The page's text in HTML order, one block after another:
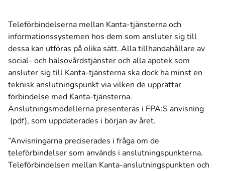
Teleförbindelserna mellan Kanta-tjänsterna och
informationssystemen hos dem som ansluter sig till
dessa kan utföras på olika sätt. Alla tillhandahållare av
social- och hälsovårdstjänster och alla apotek som
ansluter sig till Kanta-tjänsterna ska dock ha minst en
teknisk anslutningspunkt via vilken de upprättar
förbindelse med Kanta-tjänsterna.
Anslutningsmodellerna presenteras i FPA:S anvisning
(öppnas i ett nytt fönster)
(pdf), som uppdaterades i början av året.
”Anvisningarna preciserades i fråga om de
teleförbindelser som används i anslutningspunkterna.
Teleförbindelsen mellan Kanta-anslutningspunkten och